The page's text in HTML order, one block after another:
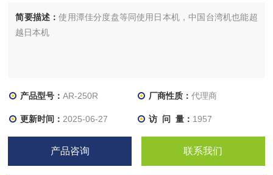
简要描述：使用潭佳分度盘等同使用日本机，中国台湾机也能超
越日本机
产品型号：AR-250R 厂商性质： 代理商
更新时间： 2025-06-27 访 问 量： 1957
产品咨询 联系我们